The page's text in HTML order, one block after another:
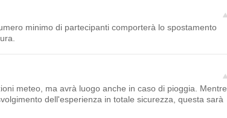
minimo di partecipanti comporterà lo spostamento
meteo, ma avrà luogo anche in caso di pioggia. Mentre
dell'esperienza in totale sicurezza, questa sarà